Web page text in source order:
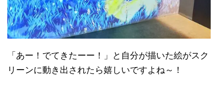
「あー！でてきたーー！」と自分が描いた絵がスク
リーンに動き出されたら嬉しいですよね～！